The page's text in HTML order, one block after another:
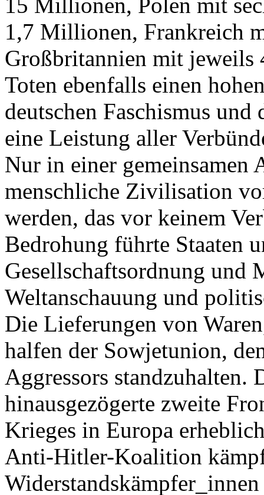
1,7 Millionen, Frankreich
Großbritannien mit
Toten ebenfalls einen
deutschen Faschismus
eine Leistung aller
Nur in einer gemeinsamen
menschliche Zivilisation
werden, das vor keinem
Bedrohung führte Staaten
Gesellschaftsordnung und
Weltanschauung und
Die Lieferungen von
halfen der Sowjetunion,
Aggressors standzuhalten.
hinausgezögerte zweite
Krieges in Europa
Anti-Hitler-Koalition